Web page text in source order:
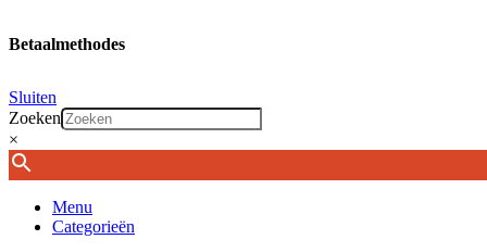
Betaalmethodes
Sluiten
Zoeken
×
Menu
Categorieën